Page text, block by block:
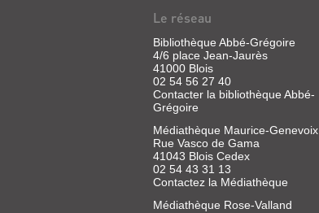
BIBLIOTHÈQUE
NATIONALE
DE
FRANCE
(BNF)...
Revue
Angremy,
Jean-
Pierre
Bibliothèque
Le réseau
Bibliothèque Abbé-Grégoire
4/6 place Jean-Jaurès
41000 Blois
02 54 56 27 40
Contacter la bibliothèque Abbé-
Grégoire
Médiathèque Maurice-Genevoix
Rue Vasco de Gama
41043 Blois Cedex
02 54 43 31 13
Contactez la Médiathèque
Médiathèque Rose-Valland